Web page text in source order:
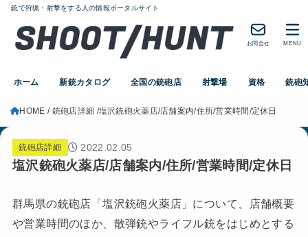
銃で狩猟・射撃をする人の情報ポータルサイト
ホーム 新銃カタログ 全国の銃砲店 射撃場 資格 銃砲
お問合せ MENU
HOME 銃砲店詳細 塩沢銃砲火薬店/店舗案内/住所/営業時間/定休日
銃砲店詳細 2022.02.05
塩沢銃砲火薬店/店舗案内/住所/営業時間/定休日
群馬県の銃砲店「塩沢銃砲火薬店」について、店舗概要
や営業時間のほか、散弾銃やライフル銃をはじめとする